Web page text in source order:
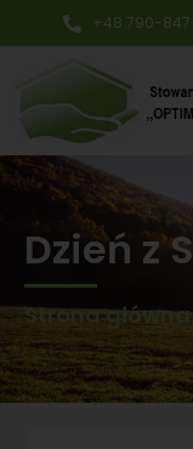
+48 790-
Dzień z
Strona główna